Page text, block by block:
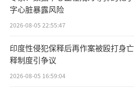
字心脏暴露风险
2026-08-05 22:55:47
印度性侵犯保释后再作案被殴打身
释制度引争议
2026-08-05 16:59:04